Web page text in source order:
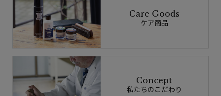
Care Goods
ケア商品
Concept
私たちのこだわり